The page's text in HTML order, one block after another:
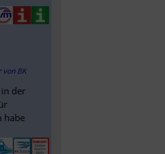
vonBK
der
habe